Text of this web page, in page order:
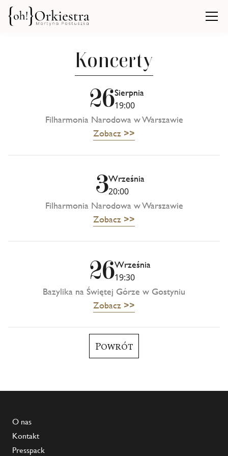
Koncerty
26Sierpnia
19:00
Filharmonia Narodowa w Warszawie
Zobacz >>
3Września
20:00
Filharmonia Narodowa w Warszawie
Zobacz >>
26Września
19:30
Bazylika na Świętej Górze w Gostyniu
Zobacz >>
Powrót
O nas
Kontakt
Presspack